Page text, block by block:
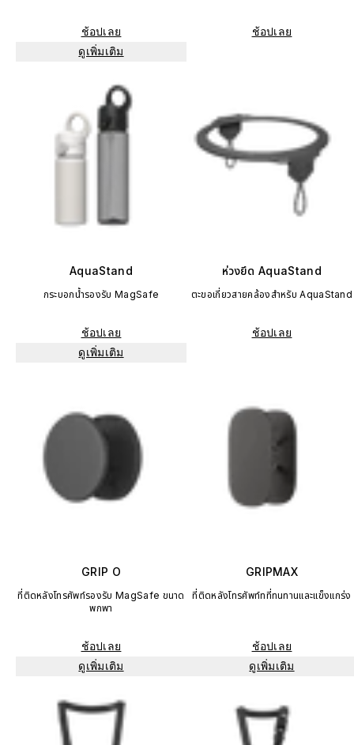
ช้อปเลย
ดูเพิ่มเติม
ช้อปเลย
AquaStand
กระบอกน้ำรองรับ MagSafe
ช้อปเลย
ดูเพิ่มเติม
ห่วงยึด AquaStand
ตะขอเกี่ยวสายคล้องสำหรับ AquaStand
ช้อปเลย
GRIP O
ที่ติดหลังโทรศัพท์รองรับ MagSafe ขนาด
พกพา
ช้อปเลย
ดูเพิ่มเติม
GRIPMAX
ที่ติดหลังโทรศัพท์ทที่ทนทานและแข็งแกร่ง
ช้อปเลย
ดูเพิ่มเติม